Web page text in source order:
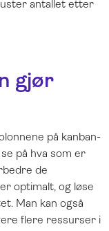
antallet etter
gjør
på kanban-
på hva som er
de
optimalt, og løse
Man kan også
flere ressurser i